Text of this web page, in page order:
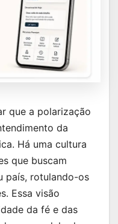
que a polarização
da
Há uma cultura
que buscam
país, rotulando-os
Essa visão
da fé e das